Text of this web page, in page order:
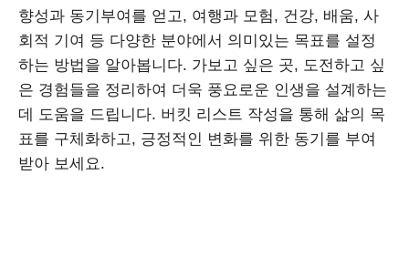
향성과 동기부여를 얻고, 여행과 모험, 건강, 배움, 사
회적 기여 등 다양한 분야에서 의미있는 목표를 설정
하는 방법을 알아봅니다. 가보고 싶은 곳, 도전하고 싶
은 경험들을 정리하여 더욱 풍요로운 인생을 설계하는
데 도움을 드립니다. 버킷 리스트 작성을 통해 삶의 목
표를 구체화하고, 긍정적인 변화를 위한 동기를 부여
받아 보세요.